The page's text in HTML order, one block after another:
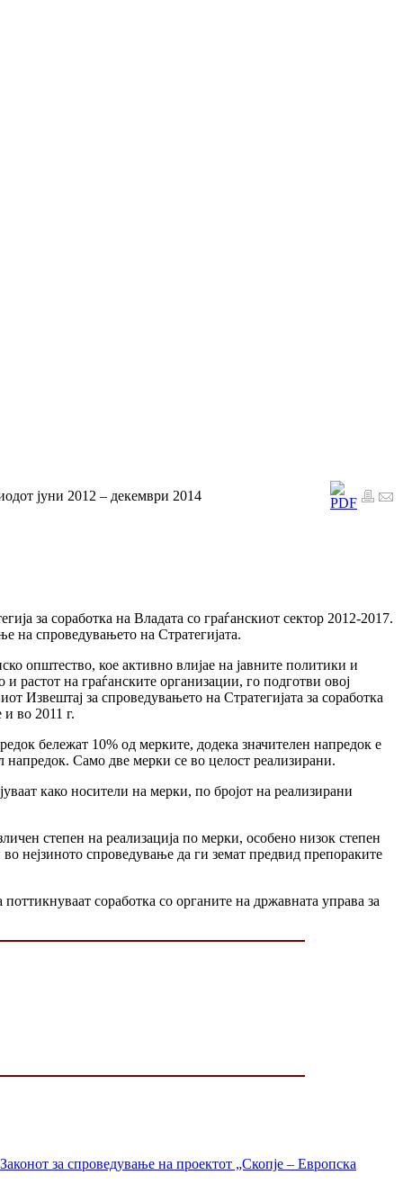
јуни 2012 – декември 2014
за соработка на Владата со граѓанскиот сектор 2012-2017.
на спроведувањето на Стратегијата.
општество, кое активно влијае на јавните политики и
растот на граѓанските организации, го подготви овој
Извештај за спроведувањето на Стратегијата за соработка
во 2011 г.
бележат 10% од мерките, додека значителен напредок е
Само две мерки се во целост реализирани.
како носители на мерки, по бројот на реализирани
степен на реализација по мерки, особено низок степен
нејзиното спроведување да ги земат предвид препораките
соработка со органите на државната управа за
за спроведување на проектот „Скопје – Европска